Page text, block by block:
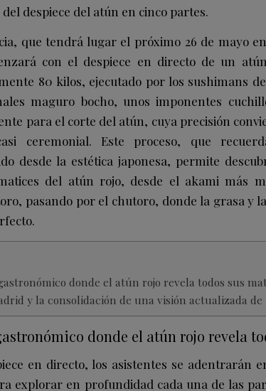
despiece del atún en cinco partes.
que tendrá lugar el próximo 26 de mayo
con el despiece en directo de un
80 kilos, ejecutado por los sushimans
maguro bocho, unos imponentes
para el corte del atún, cuya precisión
ceremonial. Este proceso, que
desde la estética japonesa, permite
del atún rojo, desde el akami más
pasando por el chutoro, donde la grasa y
donde el atún rojo revela todos sus
y la consolidación de una visión actualizada de
donde el atún rojo revela
en directo, los asistentes se adentrarán
explorar en profundidad cada una de las